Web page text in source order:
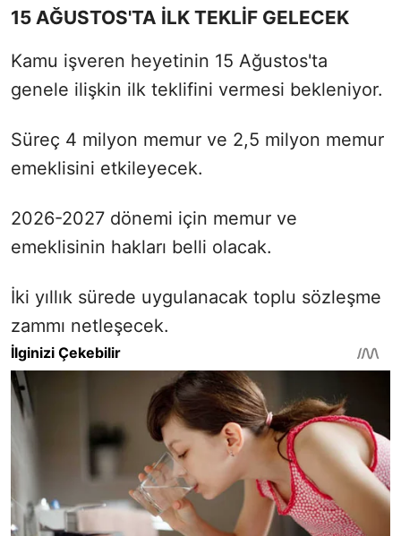
15 AĞUSTOS'TA İLK TEKLİF GELECEK
Kamu işveren heyetinin 15 Ağustos'ta
genele ilişkin ilk teklifini vermesi bekleniyor.
Süreç 4 milyon memur ve 2,5 milyon memur
emeklisini etkileyecek.
2026-2027 dönemi için memur ve
emeklisinin hakları belli olacak.
İki yıllık sürede uygulanacak toplu sözleşme
zammı netleşecek.